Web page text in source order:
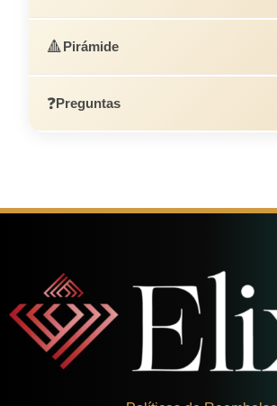
🔺Pirámide
❓Preguntas